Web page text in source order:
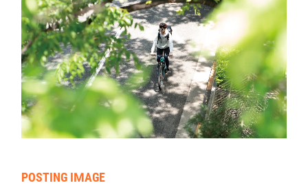
飛鳥 24 228 3
大黒 91 356 11
通法寺 12 80 6
壺井 17 121 110
羽曳が丘(1) 11 144 11
羽曳が丘(3)
POSTING IMAGE